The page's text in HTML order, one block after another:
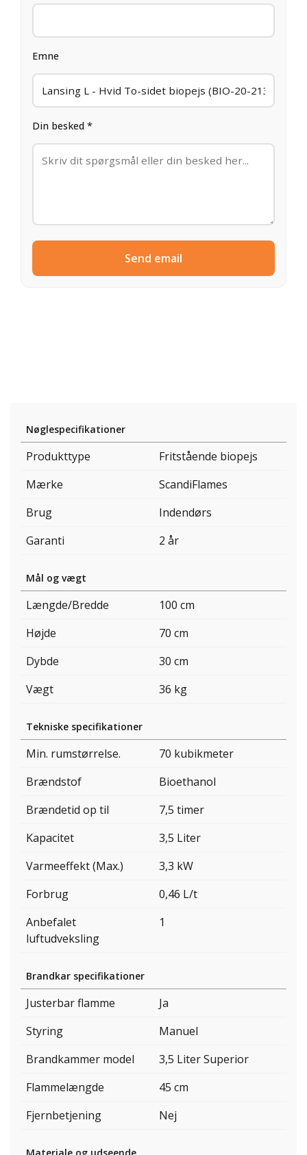
Emne
Din besked *
Send email
Nøglespecifikationer
Produkttype
Fritstående biopejs
Mærke
ScandiFlames
Brug
Indendørs
Garanti
2 år
Mål og vægt
Længde/Bredde
100 cm
Højde
70 cm
Dybde
30 cm
Vægt
36 kg
Tekniske specifikationer
Min. rumstørrelse.
70 kubikmeter
Brændstof
Bioethanol
Brændetid op til
7,5 timer
Kapacitet
3,5 Liter
Varmeeffekt (Max.)
3,3 kW
Forbrug
0,46 L/t
Anbefalet
luftudveksling
1
Brandkar specifikationer
Justerbar flamme
Ja
Styring
Manuel
Brandkammer model
3,5 Liter Superior
Flammelængde
45 cm
Fjernbetjening
Nej